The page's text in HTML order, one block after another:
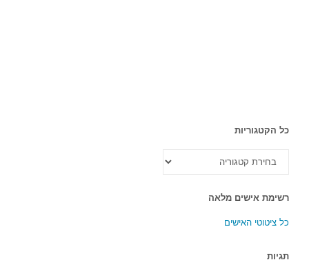
כל הקטגוריות
הקטגוריות
רשימת אישים מלאה
כל ציטוטי האישים
תגיות